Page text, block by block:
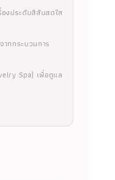
งประดับสีสันสดใส
ากกระบวนการ
Spa) เพื่อดูแล